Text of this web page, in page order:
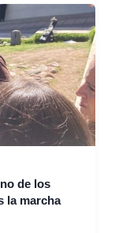
de los
la marcha